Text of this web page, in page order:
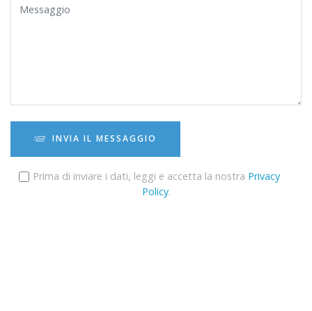
INVIA IL MESSAGGIO
Prima di inviare i dati, leggi e accetta la nostra Privacy
Policy.